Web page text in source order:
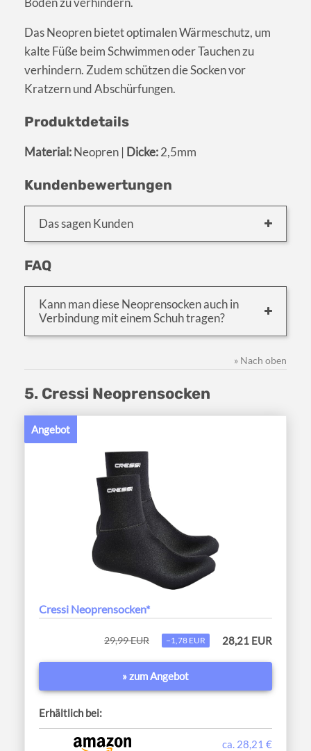
Das Neopren bietet optimalen Wärmeschutz, um
kalte Füße beim Schwimmen oder Tauchen zu
verhindern. Zudem schützen die Socken vor
Kratzern und Abschürfungen.
Produktdetails
Material:Neopren | Dicke:2,5mm
Kundenbewertungen
Das sagen Kunden
FAQ
Kann man diese Neoprensocken auch in
Verbindung mit einem Schuh tragen?
» Nach oben
5. Cressi Neoprensocken
Angebot
Cressi Neoprensocken*
29,99 EUR −1,78 EUR 28,21 EUR
» zum Angebot
Erhältlich bei:
ca. 28,21 €